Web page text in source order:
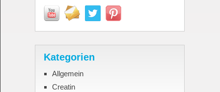
Kategorien
Allgemein
Creatin